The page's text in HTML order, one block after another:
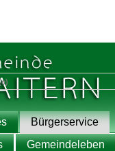
Bürgerservice
Gemeindeleben